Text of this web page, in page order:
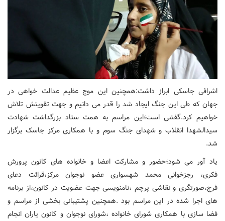
اشرافی جاسکی ابراز داشت:همچنین این موج عظیم عدالت خواهی در
جهان که طی این جنگ ایجاد شد را قدر می دانیم و جهت تقویتش تلاش
خواهیم کرد.گفتنی است؛این مراسم به همت ستاد بزرگداشت شهادت
سیدالشهدا انقلاب و شهدای جنگ سوم و با همکاری مرکز جاسک برگزار
شد.
یاد آور می شود؛حضور و مشارکت اعضا و خانواده های کانون پرورش
فکری، رجزخوانی محمد شهسواری عضو نوجوان مرکز،قرائت دعای
فرج،صورتگری و نقاشی پرچم ،نامنویسی جهت عضویت در کانون،از برنامه
های اجرا شده در این مراسم بود .همچنین پشتیبانی بخشی از مراسم و
فضا سازی با همکاری شورای خانواده ،شورای نوجوان و کانون یاران انجام